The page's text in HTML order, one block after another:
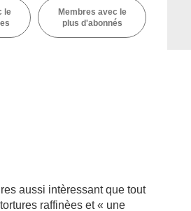
le
Membres avec le
plus d'abonnés
aussi intèressant que tout
raffinèes et « une